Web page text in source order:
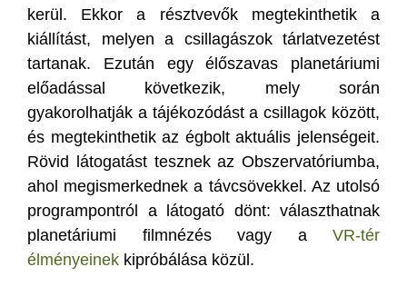
kerül. Ekkor a résztvevők megtekinthetik a
kiállítást, melyen a csillagászok tárlatvezetést
tartanak. Ezután egy élőszavas planetáriumi
előadással következik, mely során
gyakorolhatják a tájékozódást a csillagok között,
és megtekinthetik az égbolt aktuális jelenségeit.
Rövid látogatást tesznek az Obszervatóriumba,
ahol megismerkednek a távcsövekkel. Az utolsó
programpontról a látogató dönt: választhatnak
planetáriumi filmnézés vagy a VR-tér
élményeinek kipróbálása közül.